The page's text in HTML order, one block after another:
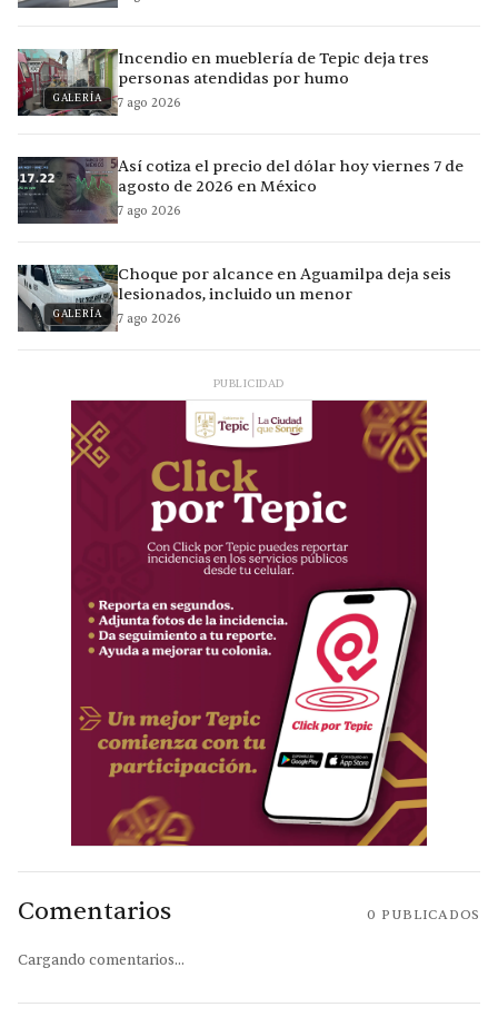
GALERÍA
Incendio en mueblería de Tepic deja tres
personas atendidas por humo
7 ago 2026
Así cotiza el precio del dólar hoy viernes 7 de
agosto de 2026 en México
7 ago 2026
GALERÍA
Choque por alcance en Aguamilpa deja seis
lesionados, incluido un menor
7 ago 2026
PUBLICIDAD
Comentarios 0 PUBLICADOS
Cargando comentarios...